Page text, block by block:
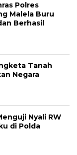
Polres
Malela Buru
Berhasil
Tanah
Negara
Nyali RW
di Polda